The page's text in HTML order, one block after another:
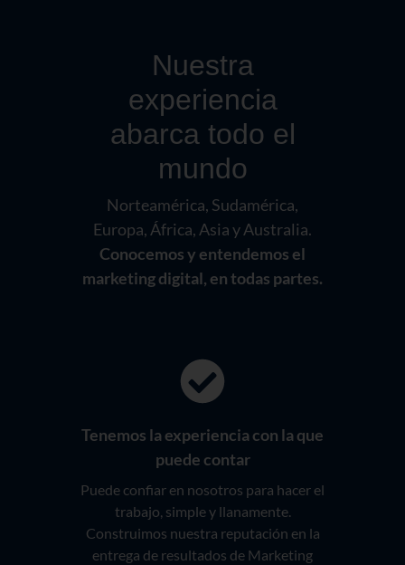
Nuestra
experiencia
abarca todo el
mundo
Norteamérica, Sudamérica,
Europa, África, Asia y Australia.
Conocemos y entendemos el
marketing digital, en todas partes.
Tenemos la experiencia con la que
puede contar
Puede confiar en nosotros para hacer el
trabajo, simple y llanamente.
Construimos nuestra reputación en la
entrega de resultados de Marketing